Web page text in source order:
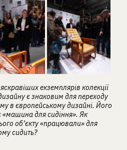
екземплярів колекції
є знаковим для переходу
в європейському дизайні. Його
для сидіння». Як
об’єкту «працювали» для
сидить?